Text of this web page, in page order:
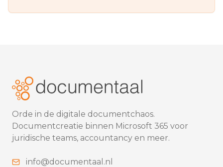
Orde in de digitale documentchaos.
Documentcreatie binnen Microsoft 365 voor
juridische teams, accountancy en meer.
info@documentaal.nl